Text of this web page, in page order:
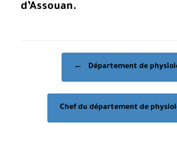
d’Assouan.
← Département de
Chef du département de